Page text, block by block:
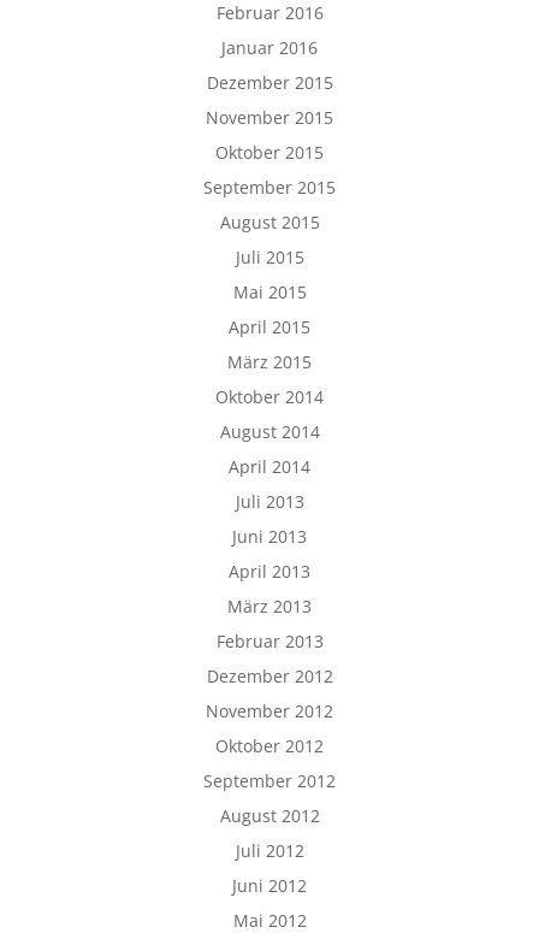
Februar 2016
Januar 2016
Dezember 2015
November 2015
Oktober 2015
September 2015
August 2015
Juli 2015
Mai 2015
April 2015
März 2015
Oktober 2014
August 2014
April 2014
Juli 2013
Juni 2013
April 2013
März 2013
Februar 2013
Dezember 2012
November 2012
Oktober 2012
September 2012
August 2012
Juli 2012
Juni 2012
Mai 2012